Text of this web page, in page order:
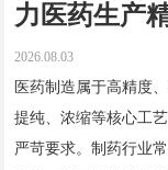
力医药生产
2026.08.03
医药制造属于高精度
提纯、浓缩等核心工
严苛要求。制药行业